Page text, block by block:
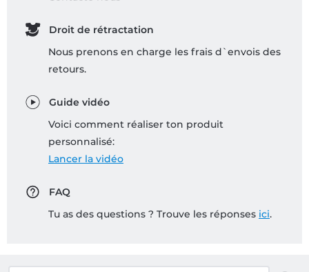
Droit de rétractation
Nous prenons en charge les frais d`envois des
retours.
Guide vidéo
Voici comment réaliser ton produit
personnalisé:
Lancer la vidéo
FAQ
Tu as des questions ? Trouve les réponses ici.